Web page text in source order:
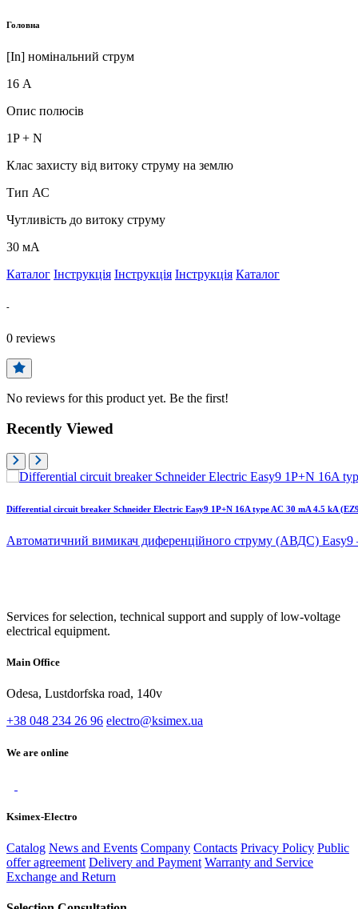
Головна
[In] номінальний струм
16 А
Опис полюсів
1P + N
Клас захисту від витоку струму на землю
Тип АС
Чутливість до витоку струму
30 мА
Каталог Інструкція Інструкція Інструкція Каталог
-
0 reviews
No reviews for this product yet. Be the first!
Recently Viewed
Differential circuit breaker Schneider Electric Easy9 1P+N 16A type AC 30 mA 4.5 kA
Автоматичний вимикач диференційного струму (АВДС)
Services for selection, technical support and supply of low-voltage
electrical equipment.
Main Office
Odesa, Lustdorfska road, 140v
+38 048 234 26 96 electro@ksimex.ua
We are online
Ksimex-Electro
Catalog News and Events Company Contacts Privacy Policy Public
offer agreement Delivery and Payment Warranty and Service
Exchange and Return